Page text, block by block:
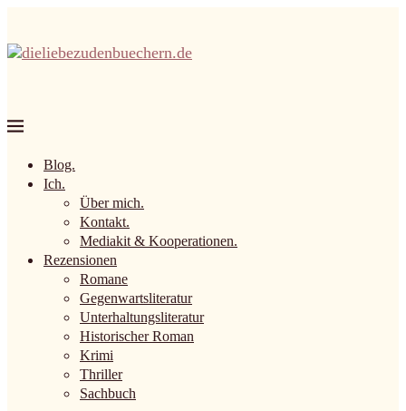
Blog.
Ich.
Über mich.
Kontakt.
Mediakit & Kooperationen.
Rezensionen
Romane
Gegenwartsliteratur
Unterhaltungsliteratur
Historischer Roman
Krimi
Thriller
Sachbuch